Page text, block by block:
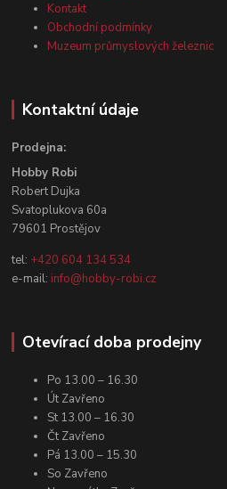
Kontakt
Obchodní podmínky
Muzeum průmyslových železnic
Kontaktní údaje
Prodejna:
Hobby Robi
Robert Dujka
Svatoplukova 60a
79601 Prostějov
tel: +420 604 134 534
e-mail: info@hobby-robi.cz
Otevírací doba prodejny
Po 13.00 – 16.30
Út Zavřeno
St 13.00 – 16.30
Čt Zavřeno
Pá 13.00 – 15.30
So Zavřeno